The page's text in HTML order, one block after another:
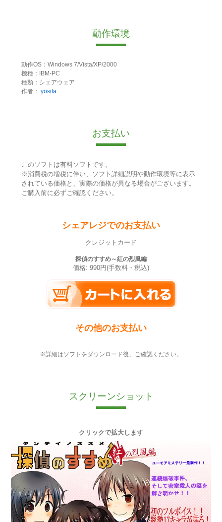
動作環境
動作OS：Windows 7/Vista/XP/2000
機種：IBM-PC
種類：シェアウェア
作者： yosita
お支払い
このソフトは有料ソフトです。
※消費税の増税に伴い、ソフト詳細説明や動作環境等に表示
されている価格と、実際の価格が異なる場合がございます。
ご購入前に必ずご確認ください。
シェアレジでのお支払い
クレジットカード
探偵のすすめ～紅の烈風編
価格: 990円(手数料・税込)
その他のお支払い
※詳細はソフトをダウンロード後、ご確認ください。
スクリーンショット
クリックで拡大します